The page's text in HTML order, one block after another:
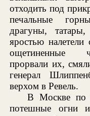
отходить под
печальные
драгуны,
яростью
ощетиненные
прорвали их,
генерал
верхом в Ревель.
В Москве по
потешные огни